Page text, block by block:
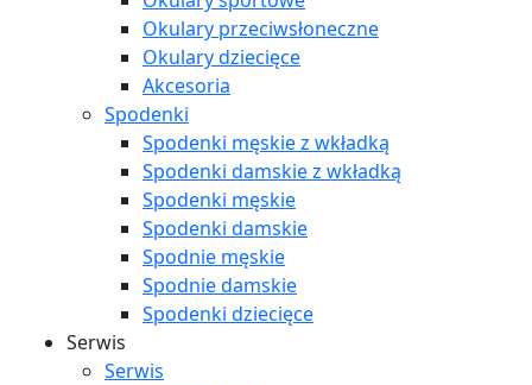
Okulary przeciwsłoneczne
Okulary dziecięce
Akcesoria
Spodenki
Spodenki męskie z wkładką
Spodenki damskie z wkładką
Spodenki męskie
Spodenki damskie
Spodnie męskie
Spodnie damskie
Spodenki dziecięce
Serwis
Serwis